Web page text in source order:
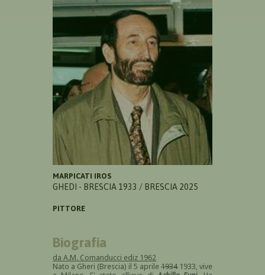
MARPICATI IROS
GHEDI - BRESCIA 1933 / BRESCIA 2025
PITTORE
Biografia
da A.M. Comanducci ediz 1962
Nato a Gheri (Brescia) il 5 aprile 19341933, vive